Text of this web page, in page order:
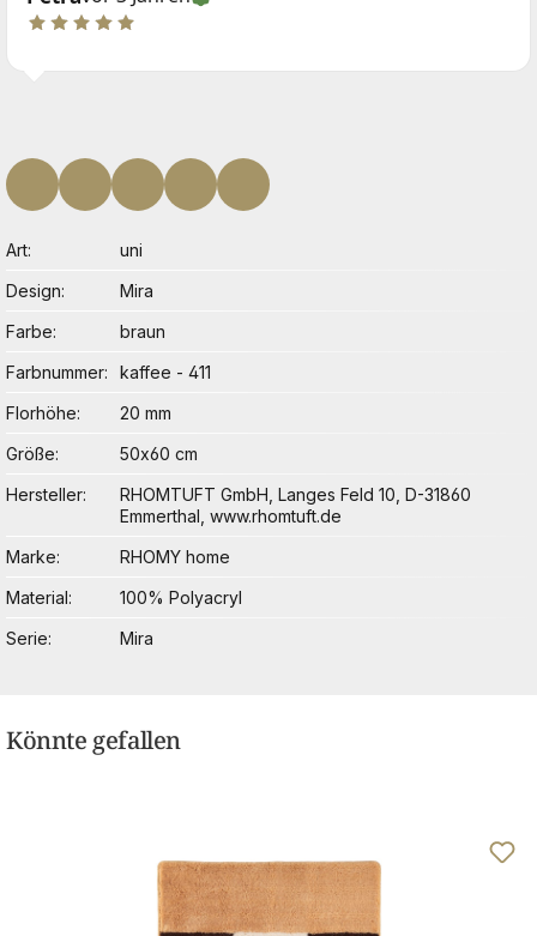
Art
uni
Design
Mira
Farbe
braun
Farbnummer
kaffee - 411
Florhöhe
20 mm
Größe
50x60 cm
Hersteller
RHOMTUFT GmbH, Langes Feld 10, D-31860
Emmerthal, www.rhomtuft.de
Marke
RHOMY home
Material
100% Polyacryl
Serie
Mira
Könnte gefallen